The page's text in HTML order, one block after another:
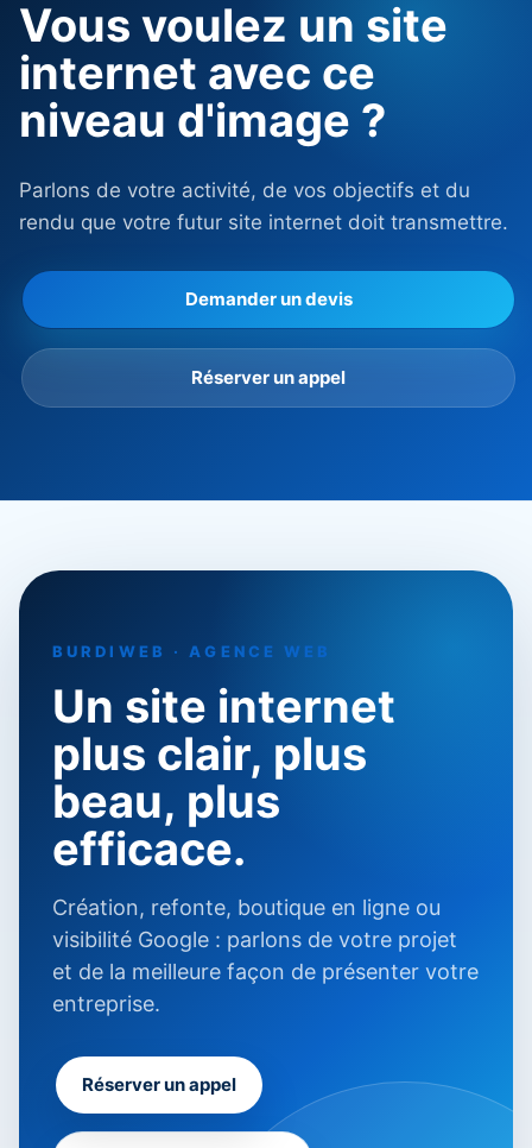
Vous voulez un site
internet avec ce
niveau d'image ?
Parlons de votre activité, de vos objectifs et du
rendu que votre futur site internet doit transmettre.
Demander un devis
Réserver un appel
BURDIWEB · AGENCE WEB
Un site internet
plus clair, plus
beau, plus
efficace.
Création, refonte, boutique en ligne ou
visibilité Google : parlons de votre projet
et de la meilleure façon de présenter votre
entreprise.
Réserver un appel